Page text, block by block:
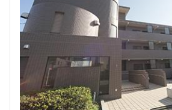
4階 ４０１
277,000円 20,000円
無
2LDK+WIC+SIC45.04㎡
新築 三井の賃貸 ペット可